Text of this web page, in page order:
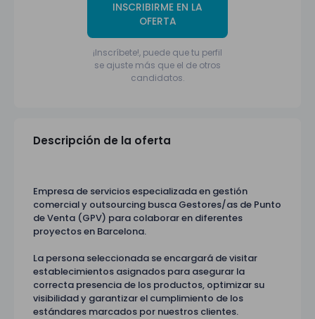
INSCRIBIRME EN LA
OFERTA
¡Inscríbete!, puede que tu perfil
se ajuste más que el de otros
candidatos.
Descripción de la oferta
Empresa de servicios especializada en gestión
comercial y outsourcing busca Gestores/as de Punto
de Venta (GPV) para colaborar en diferentes
proyectos en Barcelona.
La persona seleccionada se encargará de visitar
establecimientos asignados para asegurar la
correcta presencia de los productos, optimizar su
visibilidad y garantizar el cumplimiento de los
estándares marcados por nuestros clientes.